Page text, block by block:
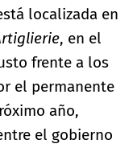
localizada en
, en el
frente a los
el permanente
año,
el gobierno